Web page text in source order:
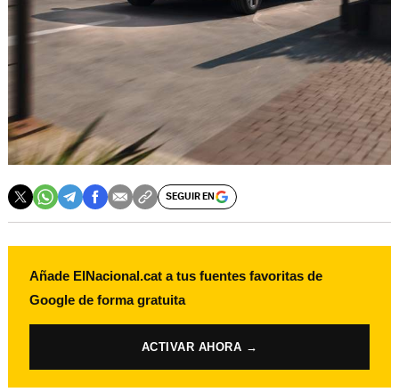
SEGUIR EN
Añade ElNacional.cat a tus fuentes favoritas de
Google de forma gratuita
ACTIVAR AHORA →